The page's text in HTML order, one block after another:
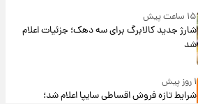
۱۵ ساعت پیش
شارژ جدید کالابرگ برای سه دهک؛ جزئیات اعلام
شد
۱ روز پیش
شرایط تازه فروش اقساطی سایپا اعلام شد؛